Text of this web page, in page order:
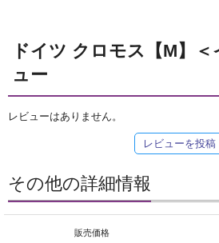
ドイツ クロモス【M】
ュー
レビューはありません。
レビューを投稿
その他の詳細情報
販売価格